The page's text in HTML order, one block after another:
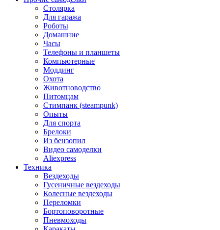
Столярка
Для гаража
Роботы
Домашние
Часы
Телефоны и планшеты
Компьютерные
Моддинг
Охота
Животноводство
Питомцам
Стимпанк (steampunk)
Опыты
Для спорта
Брелоки
Из бензопил
Видео самоделки
Aliexpress
Техника
Вездеходы
Гусеничные вездеходы
Колесные вездеходы
Переломки
Бортоповоротные
Пневмоходы